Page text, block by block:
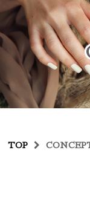
ご予約・お問い合わせは
045-516-
OPEN : 10:00~19:00
CLOSED : 不定休、年
TOP